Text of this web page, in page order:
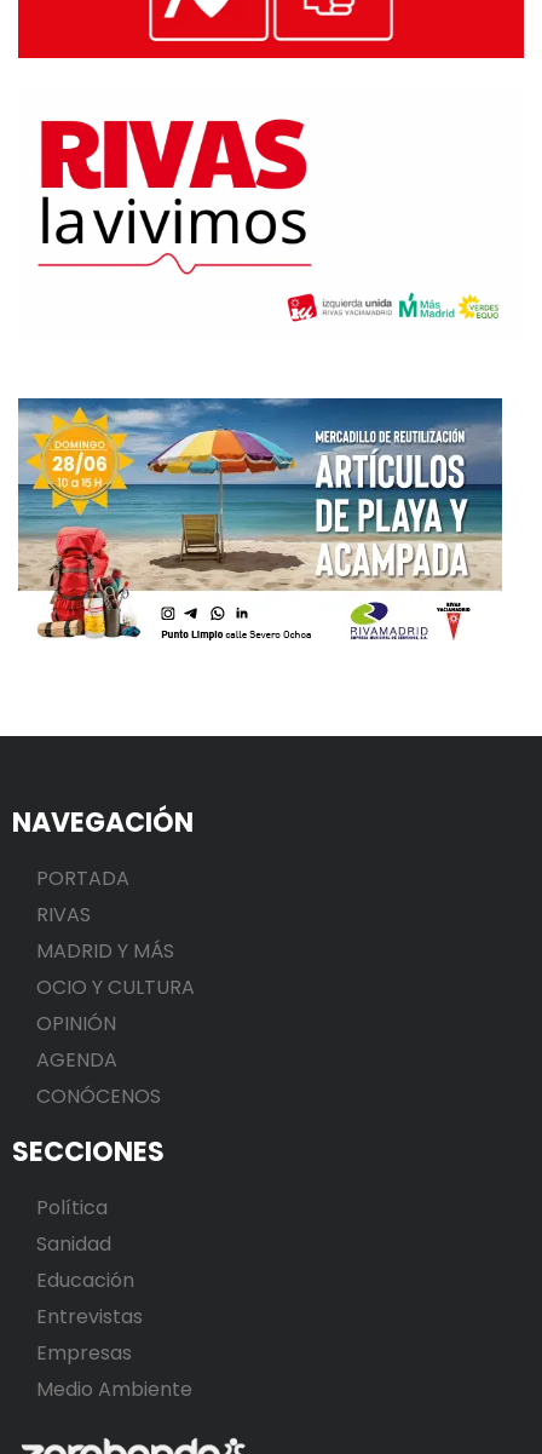
NAVEGACIÓN
PORTADA
RIVAS
MADRID Y MÁS
OCIO Y CULTURA
OPINIÓN
AGENDA
CONÓCENOS
SECCIONES
Política
Sanidad
Educación
Entrevistas
Empresas
Medio Ambiente